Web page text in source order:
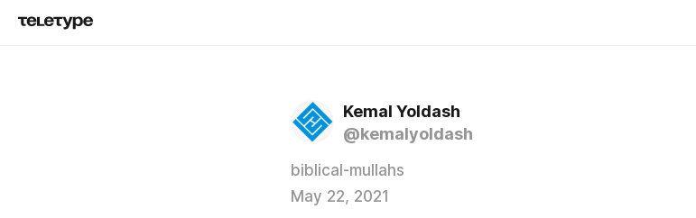
Kemal Yoldash
@kemalyoldash
biblical-mullahs
May 22, 2021